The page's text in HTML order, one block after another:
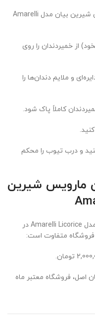
برای بهترین نتیجه از خمیردندان مارویس شیرین بیان مدل Amarelli
از خمیردندان را روی
حرکات دایره‌ای و ملایم دندان‌ها را
کاملاً پاک شود.
و درب تیوب را محکم
مارویس شیرین
قیمت خمیردندان مارویس شیرین بیان مدل Amarelli Licorice در
اصل، فروشگاه‌ معتبر ماه